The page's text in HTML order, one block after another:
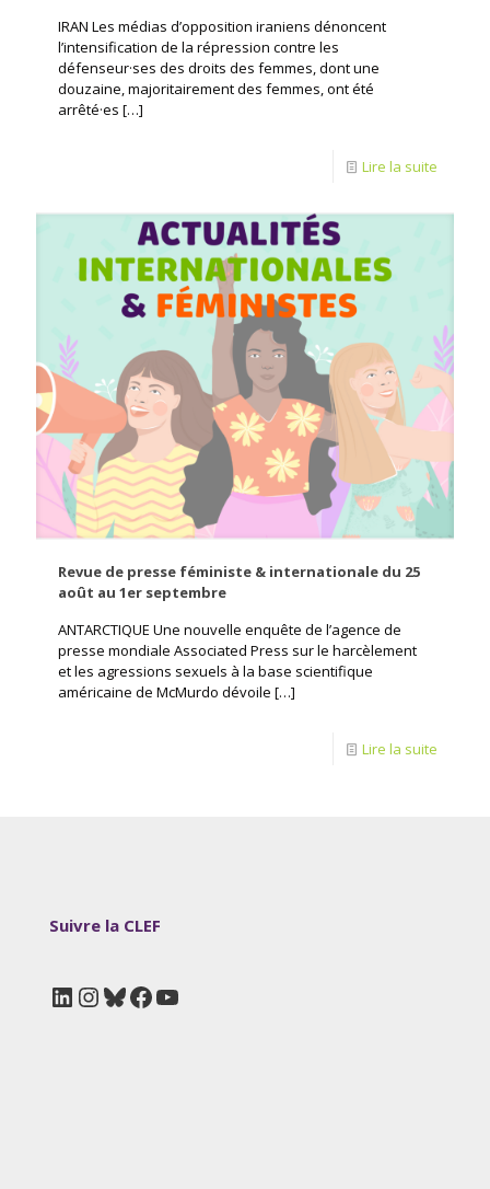
IRAN Les médias d’opposition iraniens dénoncent
l’intensification de la répression contre les
défenseur·ses des droits des femmes, dont une
douzaine, majoritairement des femmes, ont été
arrêté·es […]
Lire la suite
Revue de presse féministe & internationale du 25
août au 1er septembre
ANTARCTIQUE Une nouvelle enquête de l’agence de
presse mondiale Associated Press sur le harcèlement
et les agressions sexuels à la base scientifique
américaine de McMurdo dévoile […]
Lire la suite
Suivre la CLEF
LinkedIn
Instagram
Bluesky
Facebook
YouTube